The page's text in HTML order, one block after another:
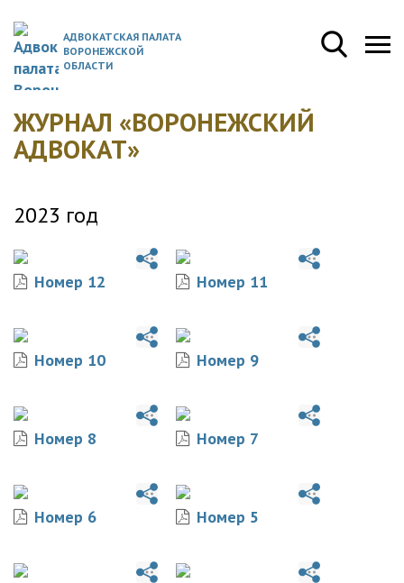
АДВОКАТСКАЯ ПАЛАТА
ВОРОНЕЖСКОЙ
ОБЛАСТИ
ЖУРНАЛ «ВОРОНЕЖСКИЙ
АДВОКАТ»
2023 год
Номер 12 Номер 11
Номер 10 Номер 9
Номер 8 Номер 7
Номер 6 Номер 5